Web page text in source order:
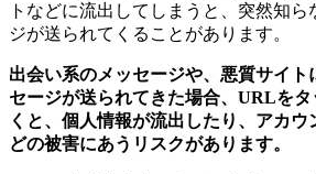
トなどに流出してしまうと、突然知
ジが送られてくることがあります。
出会い系のメッセージや、悪質サイト
セージが送られてきた場合、URLをタ
くと、個人情報が流出したり、アカ
どの被害にあうリスクがあります。